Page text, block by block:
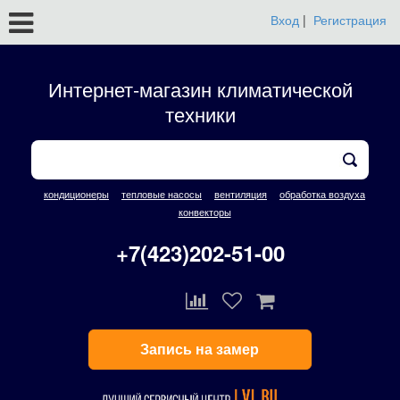
Вход | Регистрация
Интернет-магазин климатической
техники
кондиционеры тепловые насосы вентиляция
обработка воздуха
конвекторы
+7(423)202-51-00
Запись на замер